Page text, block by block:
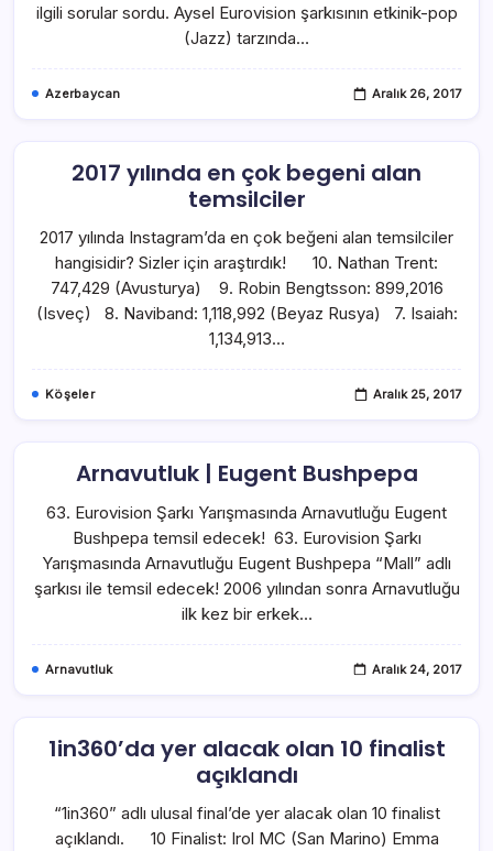
ilgili sorular sordu. Aysel Eurovision şarkısının etkinik-pop
(Jazz) tarzında…
Azerbaycan Aralık 26, 2017
2017 yılında en çok begeni alan
temsilciler
2017 yılında Instagram’da en çok beğeni alan temsilciler
hangisidir? Sizler için araştırdık! 10. Nathan Trent:
747,429 (Avusturya) 9. Robin Bengtsson: 899,2016
(Isveç) 8. Naviband: 1,118,992 (Beyaz Rusya) 7. Isaiah:
1,134,913…
Köşeler Aralık 25, 2017
Arnavutluk | Eugent Bushpepa
63. Eurovision Şarkı Yarışmasında Arnavutluğu Eugent
Bushpepa temsil edecek! 63. Eurovision Şarkı
Yarışmasında Arnavutluğu Eugent Bushpepa “Mall” adlı
şarkısı ile temsil edecek! 2006 yılından sonra Arnavutluğu
ilk kez bir erkek…
Arnavutluk Aralık 24, 2017
1in360’da yer alacak olan 10 finalist
açıklandı
“1in360” adlı ulusal final’de yer alacak olan 10 finalist
açıklandı. 10 Finalist: Irol MC (San Marino) Emma